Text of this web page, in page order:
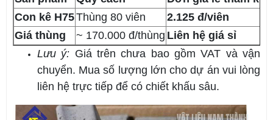
Con kê H75Thùng 80 viên
2.125 đ/viên
Giá thùng
~ 170.000 đ/thùng Liên hệ giá sỉ
Lưu ý: Giá trên chưa bao gồm VAT và vận
chuyển. Mua số lượng lớn cho dự án vui lòng
liên hệ trực tiếp để có chiết khấu sâu.